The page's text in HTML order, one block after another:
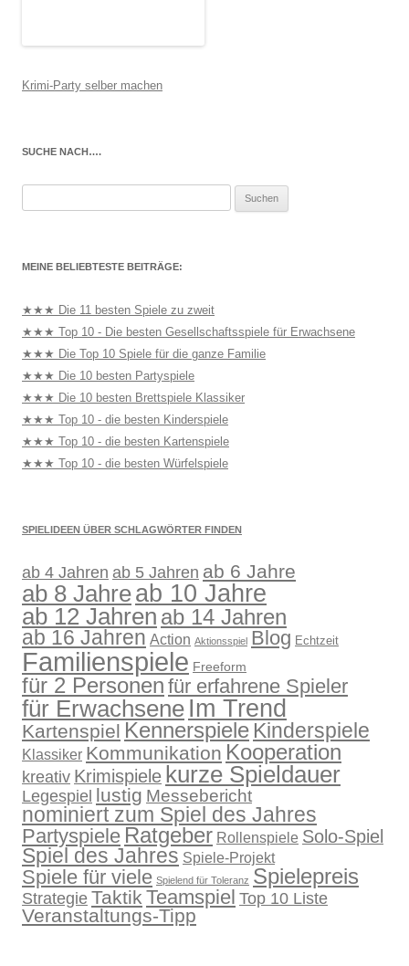
Krimi-Party selber machen
SUCHE NACH….
MEINE BELIEBTESTE BEITRÄGE:
★★★ Die 11 besten Spiele zu zweit
★★★ Top 10 - Die besten Gesellschaftsspiele für Erwachsene
★★★ Die Top 10 Spiele für die ganze Familie
★★★ Die 10 besten Partyspiele
★★★ Die 10 besten Brettspiele Klassiker
★★★ Top 10 - die besten Kinderspiele
★★★ Top 10 - die besten Kartenspiele
★★★ Top 10 - die besten Würfelspiele
SPIELIDEEN ÜBER SCHLAGWÖRTER FINDEN
ab 4 Jahren ab 5 Jahren ab 6 Jahre
ab 8 Jahreab 10 Jahre
ab 12 Jahren ab 14 Jahren
ab 16 Jahren Action Aktionsspiel Blog Echtzeit
Familienspiele Freeform
für 2 Personen für erfahrene Spieler
für Erwachsene Im Trend
Kartenspiel Kennerspiele Kinderspiele
Klassiker Kommunikation Kooperation
kreativ Krimispiele kurze Spieldauer
Legespiel lustig Messebericht
nominiert zum Spiel des Jahres
Partyspiele Ratgeber Rollenspiele Solo-Spiel
Spiel des Jahres Spiele-Projekt
Spiele für viele Spielend für Toleranz Spielepreis
StrategieTaktik Teamspiel Top 10 Liste
Veranstaltungs-Tipp